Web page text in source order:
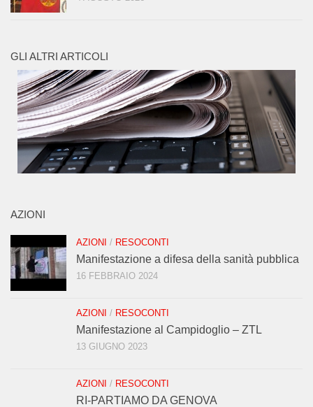
GLI ALTRI ARTICOLI
AZIONI
AZIONI / RESOCONTI
Manifestazione a difesa della sanità pubblica
16 FEBBRAIO 2024
AZIONI / RESOCONTI
Manifestazione al Campidoglio – ZTL
13 GIUGNO 2023
AZIONI / RESOCONTI
RI-PARTIAMO DA GENOVA